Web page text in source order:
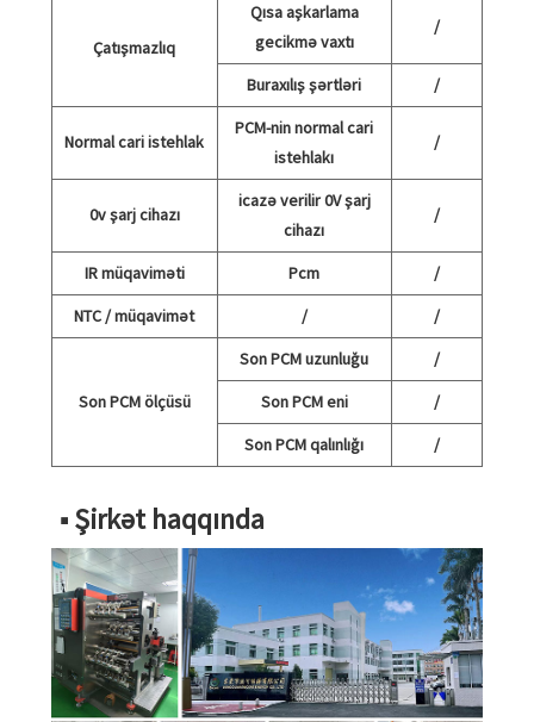
Çatışmazlıq
Qısa aşkarlama
gecikmə vaxtı
/
Buraxılış şərtləri /
Normal cari istehlak
PCM-nin normal cari
istehlakı
/
0v şarj cihazı
icazə verilir 0V şarj
cihazı
/
IR müqaviməti Pcm
/
NTC / müqavimət
/ /
Son PCM ölçüsü
Son PCM uzunluğu
/
Son PCM eni
/
Son PCM qalınlığı
/
■ Şirkət haqqında